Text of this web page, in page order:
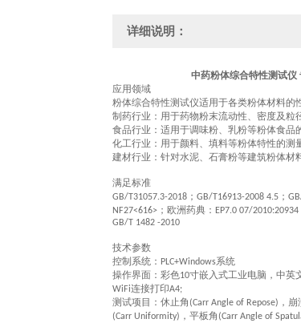
详细说明：
中药粉体综合特性测试仪
应用领域
粉体综合特性测试仪适用于各类粉体材料的
制药行业：用于药物粉末流动性、密度及粒
食品行业：适用于调味粉、乳粉等粉体食品
化工行业：用于颜料、填料等粉体特性的测
建材行业：针对水泥、石膏粉等建筑粉体材
满足标准
GB/T31057.3-2018 ； GB/T16913-2008 4.5 ；
NF27<616> ；欧洲药典： EP7.0 07/2010:20934
GB/T 1482 -2010
技术参数
控制系统： PLC+Windows系统
操作界面：彩色10寸嵌入式工业电脑，中英
WiFi连接打印A4;
测试项目 ： 休止角 (Carr Angle of Repose) ， 崩
(Carr Uniformity) ， 平板角 (Carr Angle of